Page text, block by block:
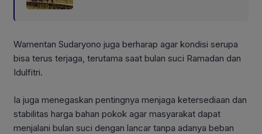
Wamentan Sudaryono juga berharap agar kondisi serupa
bisa terus terjaga, terutama saat bulan suci Ramadan dan
Idulfitri.
Ia juga menegaskan pentingnya menjaga ketersediaan dan
stabilitas harga bahan pokok agar masyarakat dapat
menjalani bulan suci dengan lancar tanpa adanya beban